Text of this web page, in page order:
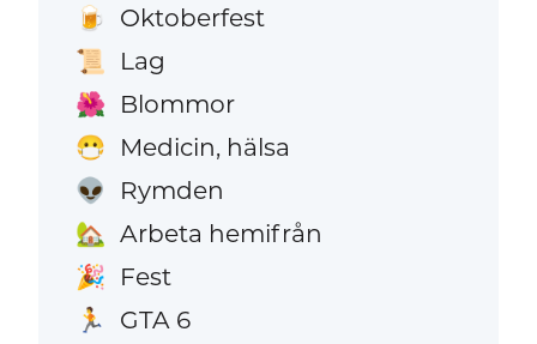
🍺 Oktoberfest
📜 Lag
🌺 Blommor
😷 Medicin, hälsa
👽 Rymden
🏡 Arbeta hemifrån
🎉 Fest
🏃 GTA 6